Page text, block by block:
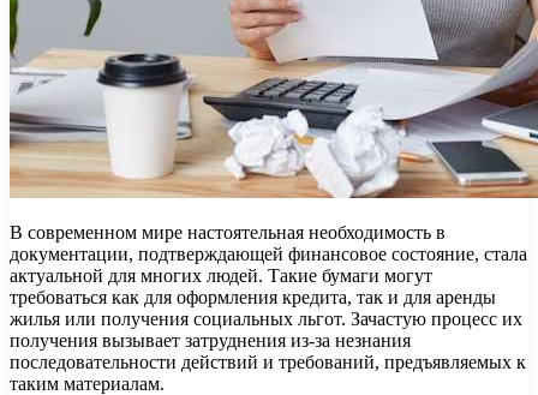
В современном мире настоятельная необходимость в
документации, подтверждающей финансовое состояние, стала
актуальной для многих людей. Такие бумаги могут
требоваться как для оформления кредита, так и для аренды
жилья или получения социальных льгот. Зачастую процесс их
получения вызывает затруднения из-за незнания
последовательности действий и требований, предъявляемых к
таким материалам.